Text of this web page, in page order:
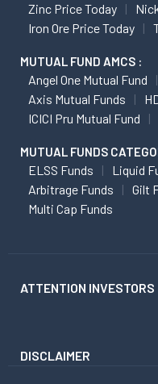
Zinc Price Today
Iron Ore Price Today
MUTUAL FUND AMCS :
Angel One Mutual Fund
Axis Mutual Funds
ICICI Pru Mutual Fund
MUTUAL FUNDS
ELSS Funds Liquid
Arbitrage Funds
Gilt
Multi Cap Funds
ATTENTION INVESTORS
DISCLAIMER